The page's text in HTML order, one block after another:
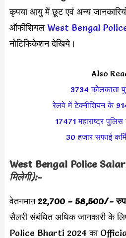
कृपया आयु में छूट एवं अन्य
ऑफीशियल West Bengal
नोटिफिकेशन देखिये।
Also
3734 कोलकाता
रेलवे में टेक्नीशियन के
17471 महाराष्ट्र पुलिस
30 हजार सफाई
West Bengal Police
मिलेगी):-
वेतनमान 22,700 – 58,500/-
सैलरी संबंधित अधिक जानकारी के
Police Bharti 2024 का